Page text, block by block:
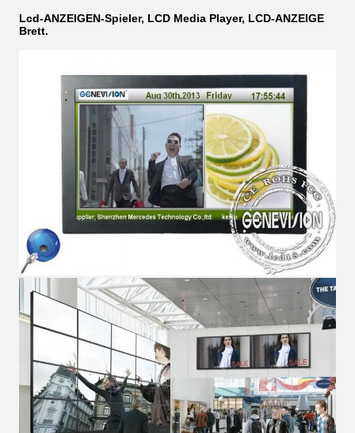
Lcd-ANZEIGEN-Spieler, LCD Media Player, LCD-ANZEIGE
Brett.